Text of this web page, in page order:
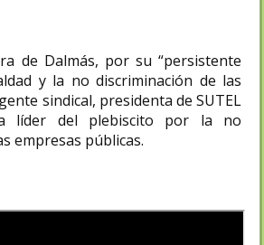
de Dalmás, por su “persistente
y la no discriminación de las
sindical, presidenta de SUTEL
líder del plebiscito por la no
empresas públicas.